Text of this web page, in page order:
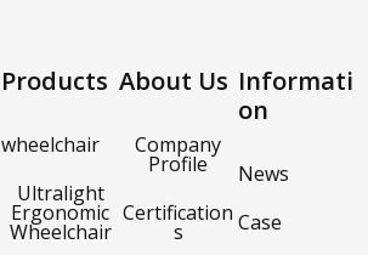
Products
wheelchair
Ultralight
Ergonomic
Wheelchair
About Us
Company
Profile
Certification
s
Informati
on
News
Case